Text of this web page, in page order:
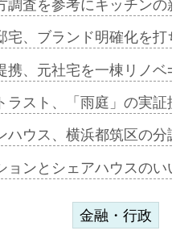
調査を参考にキッチン
宅、ブランド明確化を
携、元社宅を一棟リノ
ラスト、「雨庭」の実
ハウス、横浜都筑区の
ョンとシェアハウスの
金融・行政